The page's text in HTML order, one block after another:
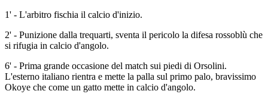
1' - L'arbitro fischia il calcio d'inizio.
2' - Punizione dalla trequarti, sventa il pericolo la difesa rossoblù che
si rifugia in calcio d'angolo.
6' - Prima grande occasione del match sui piedi di Orsolini.
L'esterno italiano rientra e mette la palla sul primo palo, bravissimo
Okoye che come un gatto mette in calcio d'angolo.